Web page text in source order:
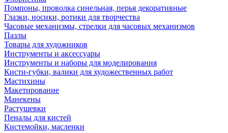
Помпоны, проволка синельная, перья декоративные
Глазки, носики, ротики для творчества
Часовые механизмы, стрелки для часовых механизмов
Пазлы
Товары для художников
Инструменты и аксессуары
Инструменты и наборы для моделирования
Кисти-губки, валики для художественных работ
Мастихины
Макетирование
Манекены
Растушевки
Пеналы для кистей
Кистемойки, масленки